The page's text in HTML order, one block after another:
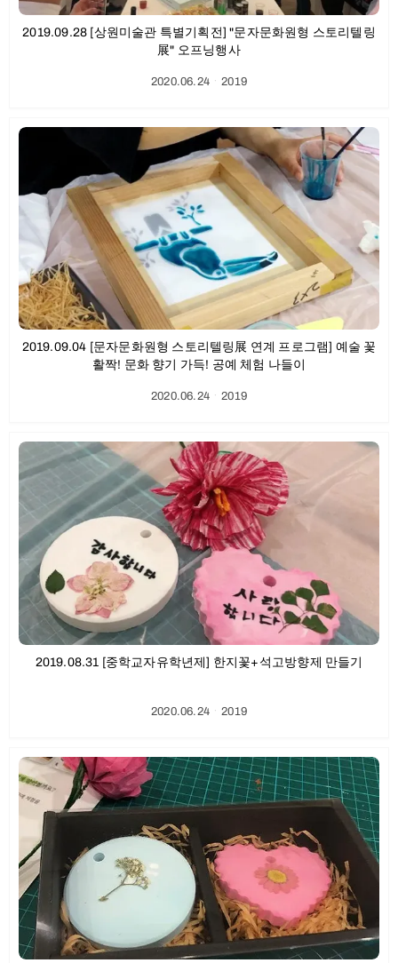
2019.09.28 [상원미술관 특별기획전] "문자문화원형 스토리텔링
展" 오프닝행사
2020.06.24ㆍ2019
2019.09.04 [문자문화원형 스토리텔링展 연계 프로그램] 예술 꽃
활짝! 문화 향기 가득! 공예 체험 나들이
2020.06.24ㆍ2019
2019.08.31 [중학교자유학년제] 한지꽃+석고방향제 만들기
2020.06.24ㆍ2019